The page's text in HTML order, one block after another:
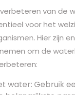
van de
voor het
Hier zijn
om de
water: Gebruik